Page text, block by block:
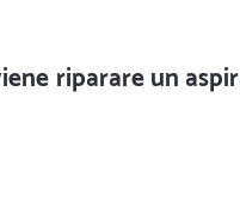
riparare un